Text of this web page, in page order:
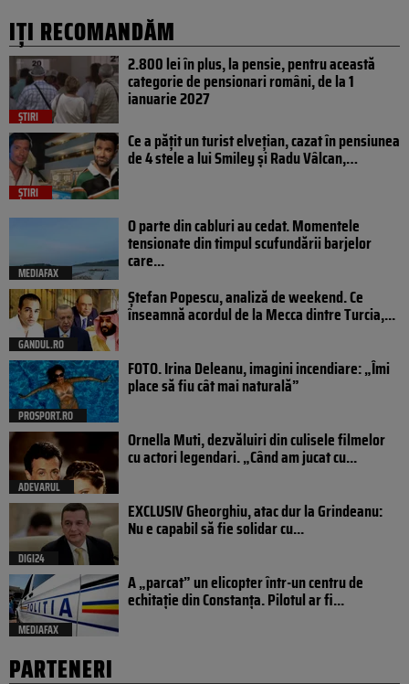
IȚI RECOMANDĂM
ȘTIRI
2.800 lei în plus, la pensie, pentru această
categorie de pensionari români, de la 1
ianuarie 2027
ȘTIRI
Ce a pățit un turist elvețian, cazat în pensiunea
de 4 stele a lui Smiley și Radu Vâlcan,…
MEDIAFAX
O parte din cabluri au cedat. Momentele
tensionate din timpul scufundării barjelor
care...
GANDUL.RO
Ștefan Popescu, analiză de weekend. Ce
înseamnă acordul de la Mecca dintre Turcia,...
PROSPORT.RO
FOTO. Irina Deleanu, imagini incendiare: „Îmi
place să fiu cât mai naturală”
ADEVARUL
Ornella Muti, dezvăluiri din culisele filmelor
cu actori legendari. „Când am jucat cu...
DIGI24
EXCLUSIV Gheorghiu, atac dur la Grindeanu:
Nu e capabil să fie solidar cu...
MEDIAFAX
A „parcat” un elicopter într-un centru de
echitație din Constanța. Pilotul ar fi...
PARTENERI